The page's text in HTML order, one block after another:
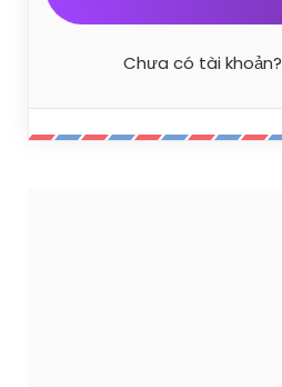
Chưa có tài khoản?